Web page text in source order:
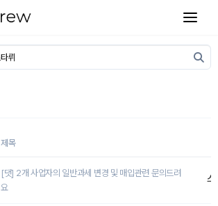
제목
[댓] 2개 사업자의 일반과세 변경 및 매입관련 문의드려
요
스